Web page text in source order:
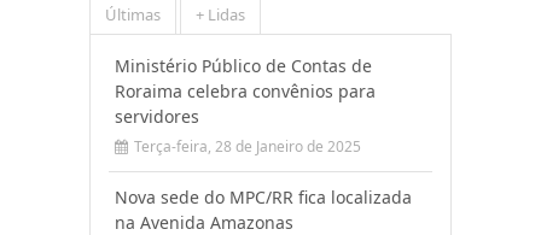
Últimas + Lidas
Ministério Público de Contas de
Roraima celebra convênios para
servidores
Terça-feira, 28 de Janeiro de 2025
Nova sede do MPC/RR fica localizada
na Avenida Amazonas